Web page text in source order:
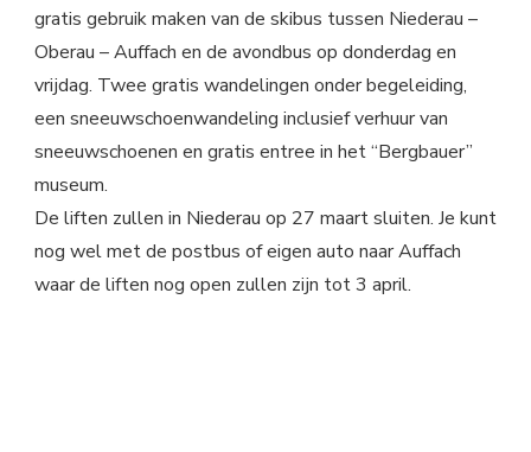
gratis gebruik maken van de skibus tussen Niederau –
Oberau – Auffach en de avondbus op donderdag en
vrijdag. Twee gratis wandelingen onder begeleiding,
een sneeuwschoenwandeling inclusief verhuur van
sneeuwschoenen en gratis entree in het “Bergbauer”
museum.
De liften zullen in Niederau op 27 maart sluiten. Je kunt
nog wel met de postbus of eigen auto naar Auffach
waar de liften nog open zullen zijn tot 3 april.